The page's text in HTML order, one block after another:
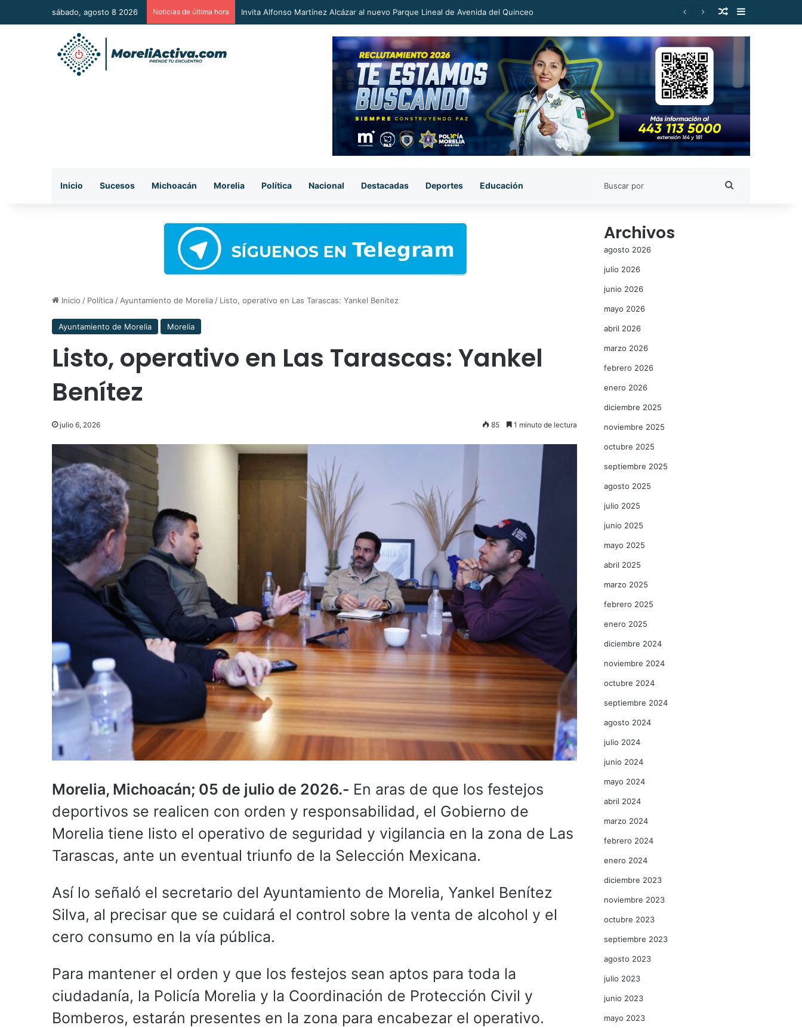
sábado, agosto 8 2026 Noticias de última hora Vinculan a proceso al «R1» por homicidio del ex alcalde Carlos Manzo Publicación al
Barra lateral
Inicio Sucesos Michoacán Morelia Política Nacional Destacadas Deportes Educación
Inicio / Política / Ayuntamiento de Morelia / Listo, operativo en Las Tarascas: Yankel Benítez
Ayuntamiento de Morelia Morelia
Listo, operativo en Las Tarascas: Yankel
Benítez
julio 6, 2026 85 1 minuto de lectura
Morelia, Michoacán; 05 de julio de 2026.- En aras de que los festejos
deportivos se realicen con orden y responsabilidad, el Gobierno de
Morelia tiene listo el operativo de seguridad y vigilancia en la zona de Las
Tarascas, ante un eventual triunfo de la Selección Mexicana.
Así lo señaló el secretario del Ayuntamiento de Morelia, Yankel Benítez
Silva, al precisar que se cuidará el control sobre la venta de alcohol y el
cero consumo en la vía pública.
Para mantener el orden y que los festejos sean aptos para toda la
ciudadanía, la Policía Morelia y la Coordinación de Protección Civil y
Bomberos, estarán presentes en la zona para encabezar el operativo.
Archivos
agosto 2026
julio 2026
junio 2026
mayo 2026
abril 2026
marzo 2026
febrero 2026
enero 2026
diciembre 2025
noviembre 2025
octubre 2025
septiembre 2025
agosto 2025
julio 2025
junio 2025
mayo 2025
abril 2025
marzo 2025
febrero 2025
enero 2025
diciembre 2024
noviembre 2024
octubre 2024
septiembre 2024
agosto 2024
julio 2024
junio 2024
mayo 2024
abril 2024
marzo 2024
febrero 2024
enero 2024
diciembre 2023
noviembre 2023
octubre 2023
septiembre 2023
agosto 2023
julio 2023
junio 2023
mayo 2023